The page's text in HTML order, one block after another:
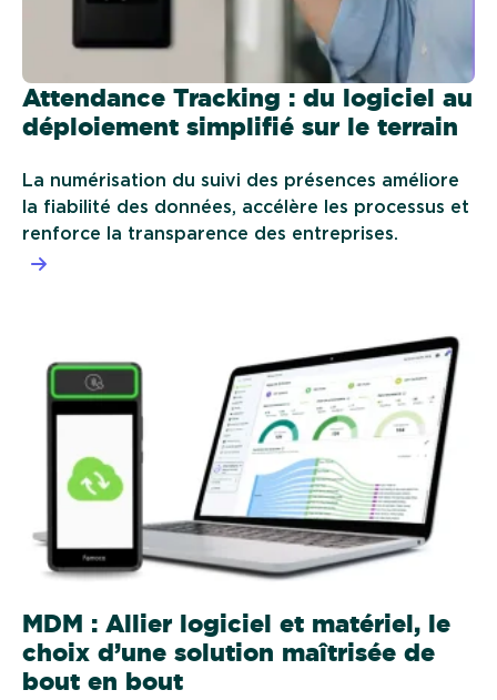
Attendance Tracking : du logiciel au
déploiement simplifié sur le terrain
La numérisation du suivi des présences améliore
la fiabilité des données, accélère les processus et
renforce la transparence des entreprises.
MDM : Allier logiciel et matériel, le
choix d’une solution maîtrisée de
bout en bout